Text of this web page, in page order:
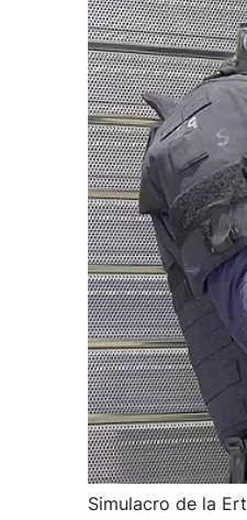
Simulacro de la